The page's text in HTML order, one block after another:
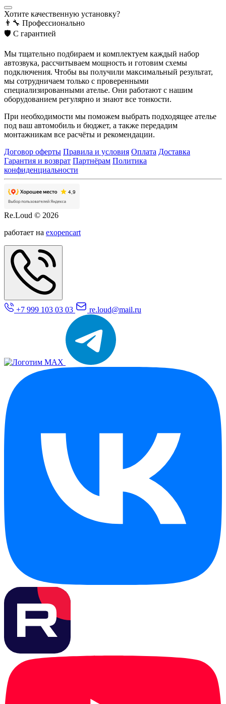
Хотите качественную установку?
👨‍🔧 Профессионально
🛡️ С гарантией
Мы тщательно подбираем и комплектуем каждый набор
автозвука, рассчитываем мощность и готовим схемы
подключения. Чтобы вы получили максимальный результат,
мы сотрудничаем только с проверенными
специализированными ателье. Они работают с нашим
оборудованием регулярно и знают все тонкости.
При необходимости мы поможем выбрать подходящее ателье
под ваш автомобиль и бюджет, а также передадим
монтажникам все расчёты и рекомендации.
Договор оферты Правила и условия Оплата Доставка
Гарантия и возврат Партнёрам Политика
конфиденциальности
Re.Loud © 2026
работает на exopencart
+7 999 103 03 03 re.loud@mail.ru